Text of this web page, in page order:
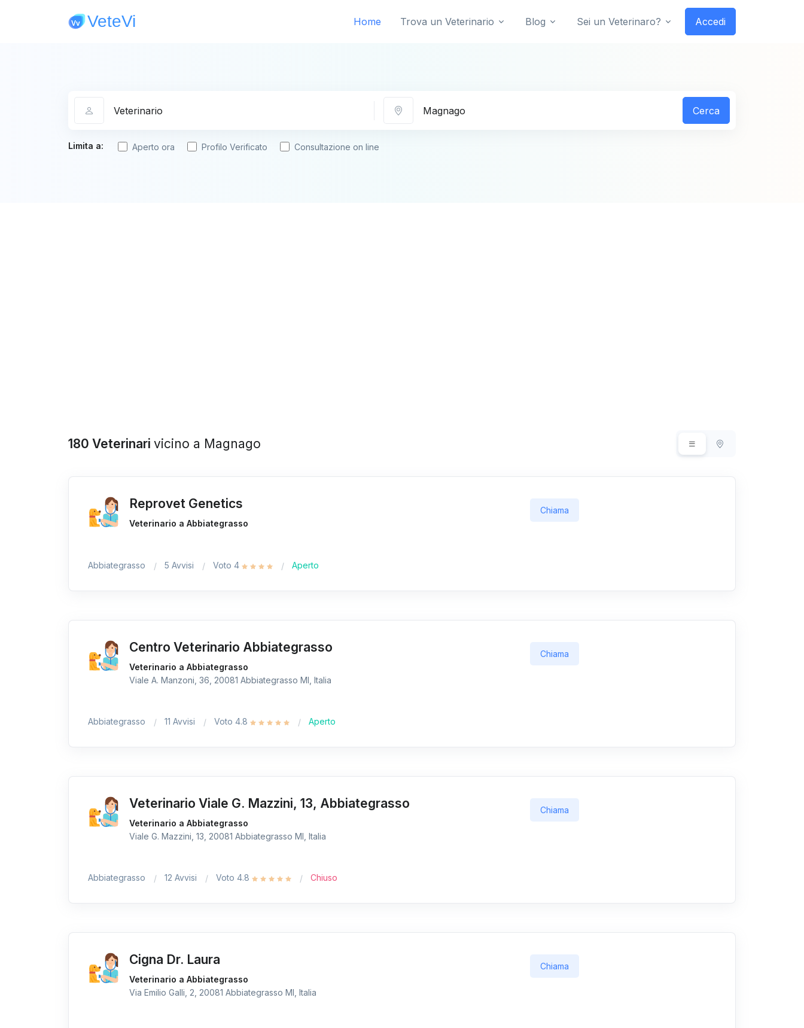
Home Trova un Veterinario Blog Sei un Veterinaro? Accedi
Cerca
Limita a: Aperto ora Profilo Verificato Consultazione on line
180 Veterinari vicino a Magnago
Reprovet Genetics
Veterinario a Abbiategrasso
Chiama
Abbiategrasso 5 Avvisi Voto 4 Aperto
Centro Veterinario Abbiategrasso
Veterinario a Abbiategrasso
Viale A. Manzoni, 36, 20081 Abbiategrasso MI, Italia
Chiama
Abbiategrasso 11 Avvisi Voto 4.8 Aperto
Veterinario Viale G. Mazzini, 13, Abbiategrasso
Veterinario a Abbiategrasso
Viale G. Mazzini, 13, 20081 Abbiategrasso MI, Italia
Chiama
Abbiategrasso 12 Avvisi Voto 4.8 Chiuso
Cigna Dr. Laura
Veterinario a Abbiategrasso
Via Emilio Galli, 2, 20081 Abbiategrasso MI, Italia
Chiama